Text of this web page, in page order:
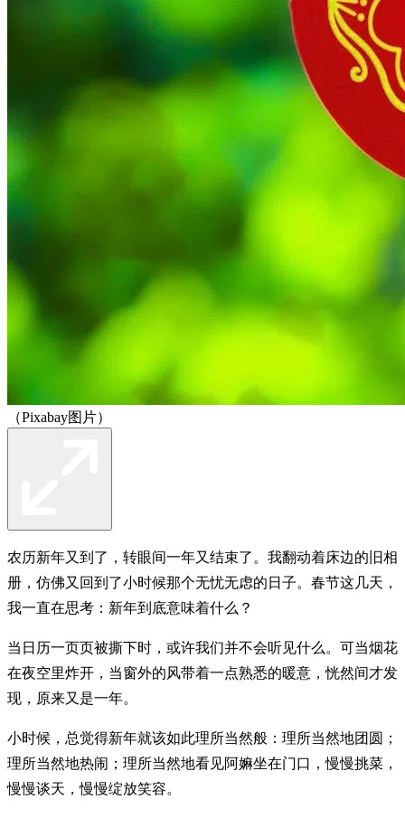
（Pixabay图片）
农历新年又到了，转眼间一年又结束了。我翻动着床边的旧相
册，仿佛又回到了小时候那个无忧无虑的日子。春节这几天，
我一直在思考：新年到底意味着什么？
当日历一页页被撕下时，或许我们并不会听见什么。可当烟花
在夜空里炸开，当窗外的风带着一点熟悉的暖意，恍然间才发
现，原来又是一年。
小时候，总觉得新年就该如此理所当然般：理所当然地团圆；
理所当然地热闹；理所当然地看见阿嫲坐在门口，慢慢挑菜，
慢慢谈天，慢慢绽放笑容。